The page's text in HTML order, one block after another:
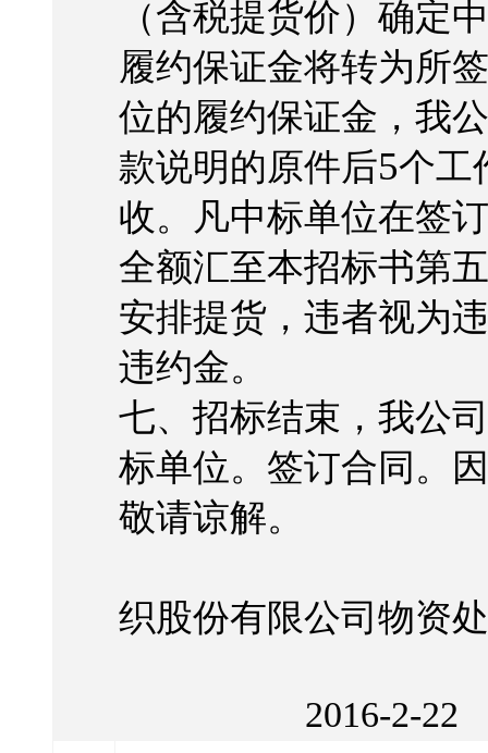
（含税提货价）确定
履约保证金将转为所
位的履约保证金，我
款说明的原件后5个工
收。凡中标单位在签
全额汇至本招标书第
安排提货，违者视为
违约金。
七、招标结束，我公
标单位。签订合同。
敬请谅解。
织股份有限公司物资处
2016-2-22